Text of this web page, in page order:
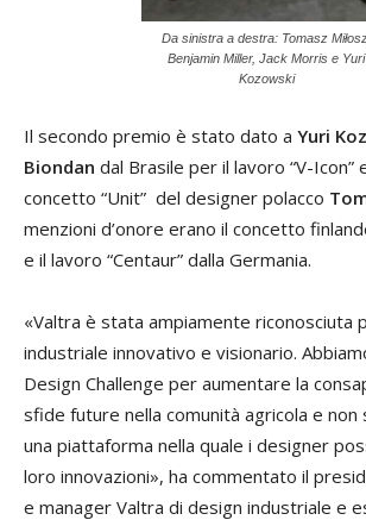
Da sinistra a destra: Tomasz
Benjamin Miller, Jack Morris e Yuri
Kozowski
Il secondo premio è stato dato a Yuri
Biondan dal Brasile per il lavoro “V-Icon”
concetto “Unit” del designer polacco
menzioni d’onore erano il concetto
e il lavoro “Centaur” dalla Germania.
«Valtra è stata ampiamente riconosciuta
industriale innovativo e visionario.
Design Challenge per aumentare la
sfide future nella comunità agricola e non
una piattaforma nella quale i designer
loro innovazioni», ha commentato il
e manager Valtra di design industriale e